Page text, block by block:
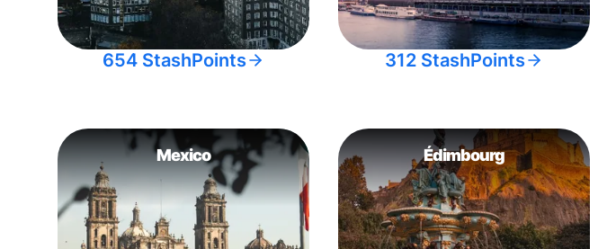
654 StashPoints 312 StashPoints
Mexico Édimbourg